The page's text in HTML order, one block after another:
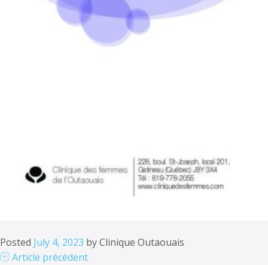
Posted July 4, 2023 byClinique Outaouais
Article précédent